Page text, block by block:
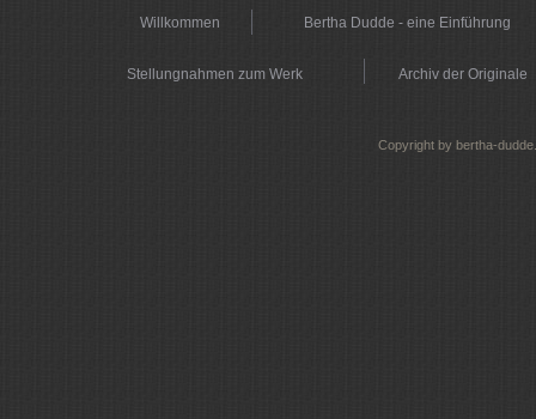
Willkommen Bertha Dudde - eine Einführung
Stellungnahmen zum Werk Archiv der Originale
Copyright by bertha-